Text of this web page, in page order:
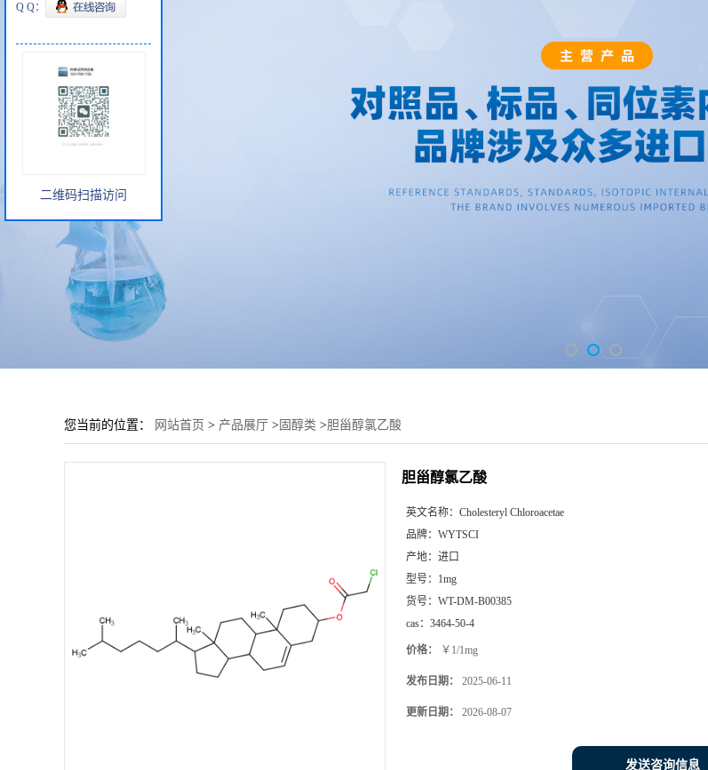
您当前的位置： 网站首页 > 产品展厅 > 固醇类 >胆甾醇氯乙酸
胆甾醇氯乙酸
英文名称： Cholesteryl Chloroacetae
品牌： WYTSCI
产地： 进口
型号： 1mg
货号： WT-DM-B00385
cas： 3464-50-4
价格： ￥1/1mg
发布日期： 2025-06-11
更新日期： 2026-08-07
发送咨询信息
Q Q：
二维码扫描访问